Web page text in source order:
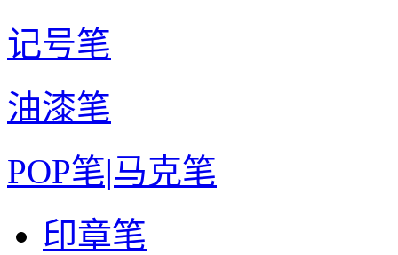
记号笔
油漆笔
POP笔|马克笔
印章笔